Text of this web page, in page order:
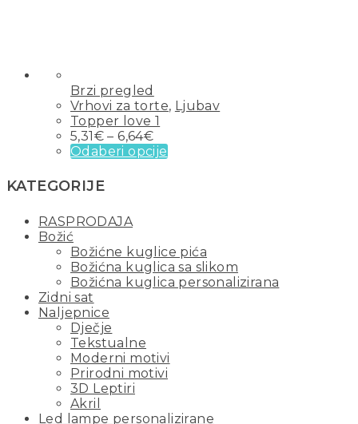
Brzi pregled
Vrhovi za torte, Ljubav
Topper love 1
5,31€ –6,64€
Odaberi opcije
KATEGORIJE
RASPRODAJA
Božić
Božićne kuglice pića
Božićna kuglica sa slikom
Božićna kuglica personalizirana
Zidni sat
Naljepnice
Dječje
Tekstualne
Moderni motivi
Prirodni motivi
3D Leptiri
Akril
Led lampe personalizirane